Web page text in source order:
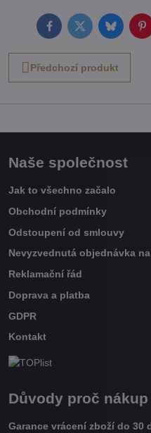
FacebookTwitterBluesky
Předchozí produkt
Naše společnost
Jak to všechno začalo
Obchodní podmínky
Odstoupení od smlouvy
Nevyzvednutá objednávka
Reklamační řád
Doprava a platba
GDPR
Kontakt
Důvody proč nákup
Garance vrácení zboží do 30